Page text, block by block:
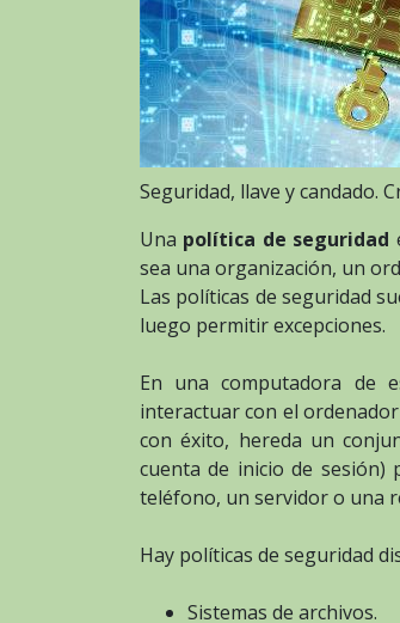
Seguridad, llave y candado.
Una política de seguridad
sea una organización, un
Las políticas de seguridad
luego permitir excepciones.
En una computadora de
interactuar con el
con éxito, hereda un
cuenta de inicio de sesión)
teléfono, un servidor o una
Hay políticas de seguridad
Sistemas de archivos.